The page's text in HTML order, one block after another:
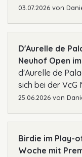
03.07.2026 von
D'Aurelle de
Neuhof Open
d'Aurelle de
sich bei der VcG
25.06.2026 von
Birdie im Play-
Woche mit